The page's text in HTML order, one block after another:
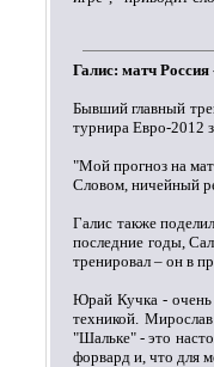
Галис: матч
Бывший главный
турнира Евро-2012
"Мой прогноз на
Словом, ничейный
Галис также
последние годы,
тренировал – он в
Юрай Кучка - очень
техникой.
"Шальке" - это
форвард и, что для